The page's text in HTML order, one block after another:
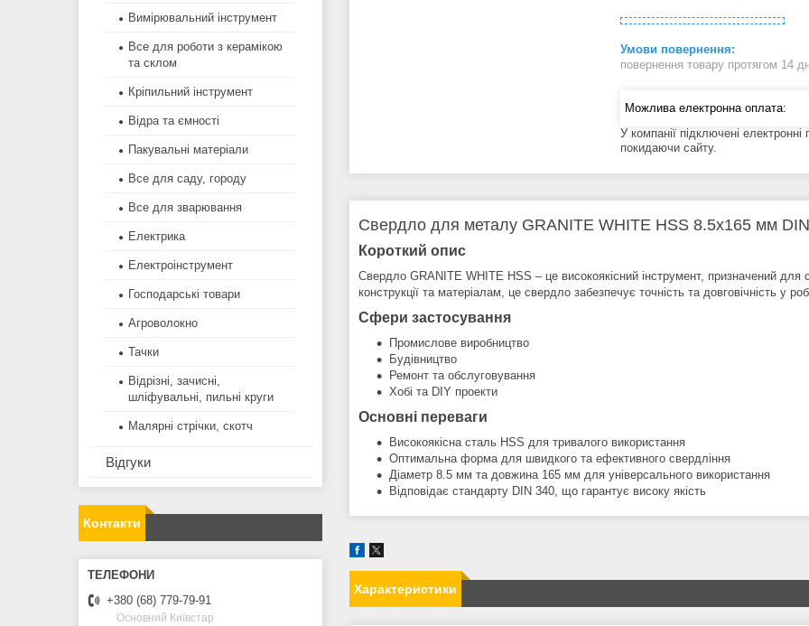
повернення товару протягом 14
У компанії підключені
покидаючи сайту.
Свердло для металу GRANITE WHITE HSS 8.5х165 мм
Короткий опис
Свердло GRANITE WHITE HSS – це високоякісний інструмент, призначений для
конструкції та матеріалам, це свердло забезпечує точність та довговічність у
Сфери застосування
Промислове виробництво
Будівництво
Ремонт та обслуговування
Хобі та DIY проекти
Основні переваги
Високоякісна сталь HSS для тривалого використання
Оптимальна форма для швидкого та ефективного свердління
Діаметр 8.5 мм та довжина 165 мм для універсального використання
Відповідає стандарту DIN 340, що гарантує високу якість
Характеристики
Вимірювальний інструмент
Все для роботи з керамікою
та склом
Кріпильний інструмент
Відра та ємності
Пакувальні матеріали
Все для саду, городу
Все для зварювання
Електрика
Електроінструмент
Господарські товари
Агроволокно
Тачки
Відрізні, зачисні,
шліфувальні, пильні круги
Малярні стрічки, скотч
Відгуки
Контакти
+380 (68) 779-79-91
Основний Київстар